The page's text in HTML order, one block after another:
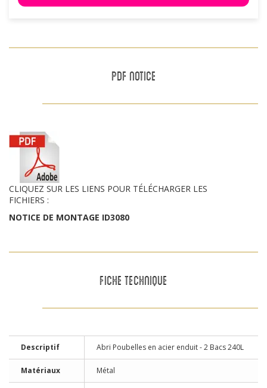
PDF NOTICE
CLIQUEZ SUR LES LIENS POUR TÉLÉCHARGER LES
FICHIERS :
NOTICE DE MONTAGE ID3080
FICHE TECHNIQUE
Descriptif Abri Poubelles en acier enduit - 2 Bacs 240L
Matériaux Métal